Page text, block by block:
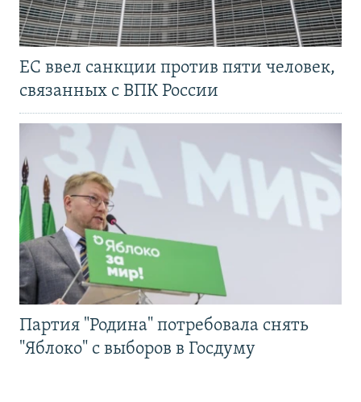
ЕС ввел санкции против пяти человек,
связанных с ВПК России
Партия "Родина" потребовала снять
"Яблоко" с выборов в Госдуму